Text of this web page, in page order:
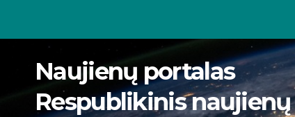
Naujienų portalas
Respublikinis naujienų